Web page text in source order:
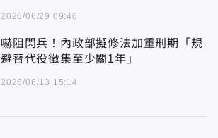
2026/06/29 09:46
嚇阻閃兵！內政部擬修法加重刑期「規
避替代役徵集至少關1年」
2026/06/13 15:14